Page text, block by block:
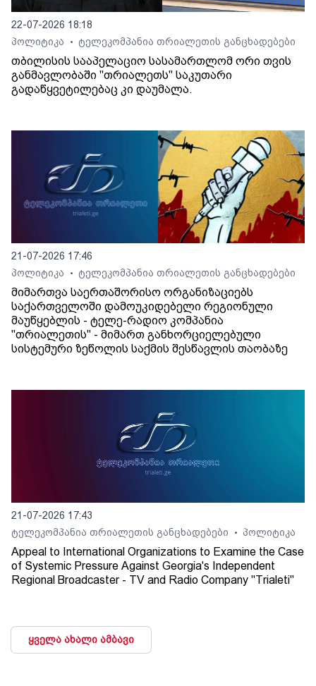
22-07-2026 18:18
პოლიტიკა
• ტელეკომპანია თრიალეთის განცხადებები
თბილისის სააპელაციო სასამართლომ ორი თვის
განმავლობაში "თრიალეთს" საკუთარი
გადაწყვეტილებაც კი დაუმალა.
21-07-2026 17:46
პოლიტიკა
• ტელეკომპანია თრიალეთის განცხადებები
მიმართვა საერთაშორისო ორგანიზაციებს
საქართველოში დამოუკიდებელი რეგიონული
მაუწყებლის - ტელე-რადიო კომპანია
"თრიალეთის" - მიმართ განხორციელებული
სისტემური ზეწოლის საქმის შესწავლის თაობაზე
21-07-2026 17:43
ტელეკომპანია თრიალეთის განცხადებები
• პოლიტიკა
Appeal to International Organizations to Examine the Case
of Systemic Pressure Against Georgia's Independent
Regional Broadcaster - TV and Radio Company "Trialeti"
ყველა ახალი ამბავი